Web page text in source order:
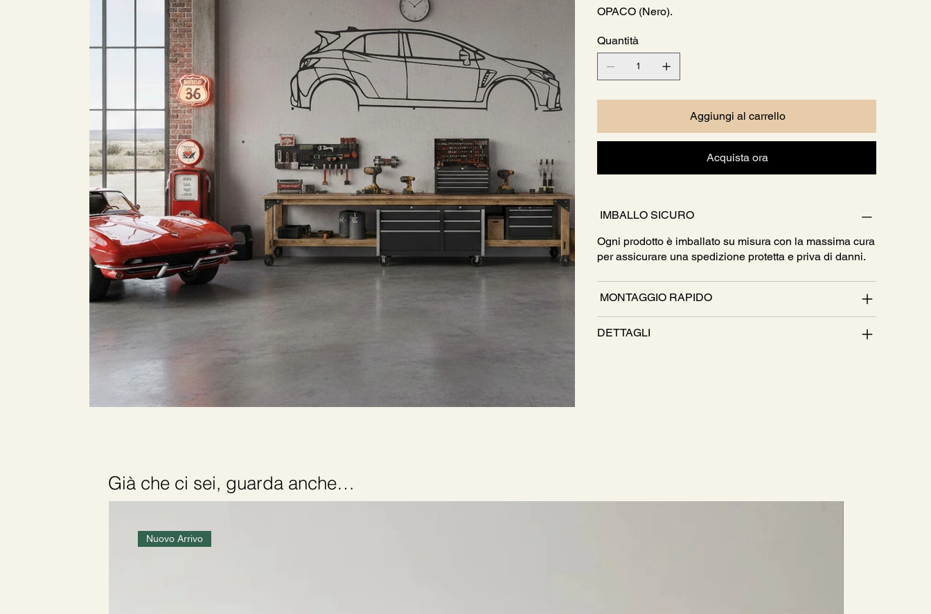
OPACO (Nero).
Quantità
Aggiungi al carrello
Acquista ora
IMBALLO SICURO
Ogni prodotto è imballato su misura con la massima cura
per assicurare una spedizione protetta e priva di danni.
MONTAGGIO RAPIDO
DETTAGLI
Già che ci sei, guarda anche…
Nuovo Arrivo